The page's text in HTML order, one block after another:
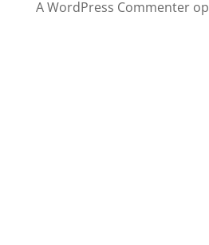
A WordPress Commenterop